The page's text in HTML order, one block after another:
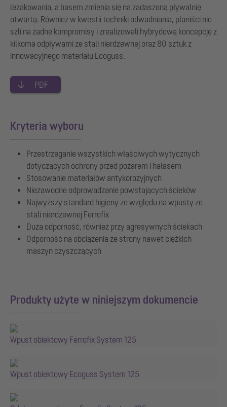
leżakowania, a basem zmienia się na zadaszoną pływalnię
otwartą. Również w kwestii techniki odwadniania, planiści nie
szli na żadne kompromisy i zrealizowali hybrydową koncepcję z
kilkoma odpływami ze stali nierdzewnej oraz 80 sztuk z
innowacyjnego materiału Ecoguss.
PDF
Kryteria wyboru
Przestrzeganie wszystkich właściwych wytycznych
dotyczących ochrony przed pożarem i hałasem
Stosowanie materiałów antykorozyjnych
Niezawodne odprowadzanie powstających ścieków
Najwyższy standard higieny ze względu na wpusty ze
stali nierdzewnej Ferrofix
Duża odporność, również przy agresywnych ściekach
Odporność na obciążenia ze strony nawet ciężkich
maszyn czyszczących
Produkty użyte w niniejszym dokumencie
Wpust obiektowy Ferrofix System 125
Wpust obiektowy Ecoguss System 125